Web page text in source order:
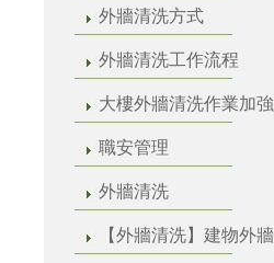
外牆清洗方式
外牆清洗工作流程
大樓外牆清洗作業加強
職安管理
外牆清洗
【外牆清洗】建物外牆